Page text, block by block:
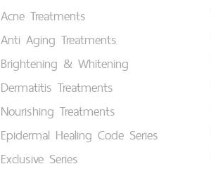
Acne Treatments
Anti Aging Treatments
Brightening & Whitening
Dermatitis Treatments
Nourishing Treatments
Epidermal Healing Code Series
Exclusive Series